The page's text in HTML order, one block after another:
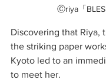
Ⓒriya「
Discovering that Riya,
the striking paper
Kyoto led to an
to meet her.